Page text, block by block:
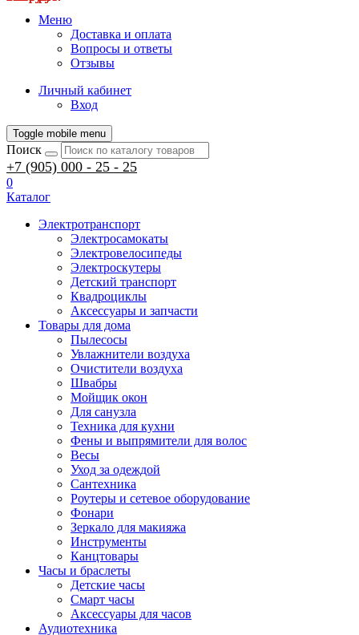
Меню
Доставка и оплата
Вопросы и ответы
Отзывы
Личный кабинет
Вход
Toggle mobile menu
Поиск
+7 (905) 000 - 25 - 25
0
Каталог
Электротранспорт
Электросамокаты
Электровелосипеды
Электроскутеры
Детский транспорт
Квадроциклы
Аксессуары и запчасти
Товары для дома
Пылесосы
Увлажнители воздуха
Очистители воздуха
Швабры
Мойщик окон
Для санузла
Техника для кухни
Фены и выпрямители для волос
Весы
Уход за одеждой
Сантехника
Роутеры и сетевое оборудование
Фонари
Зеркало для макияжа
Инструменты
Канцтовары
Часы и браслеты
Детские часы
Смарт часы
Аксессуары для часов
Аудиотехника